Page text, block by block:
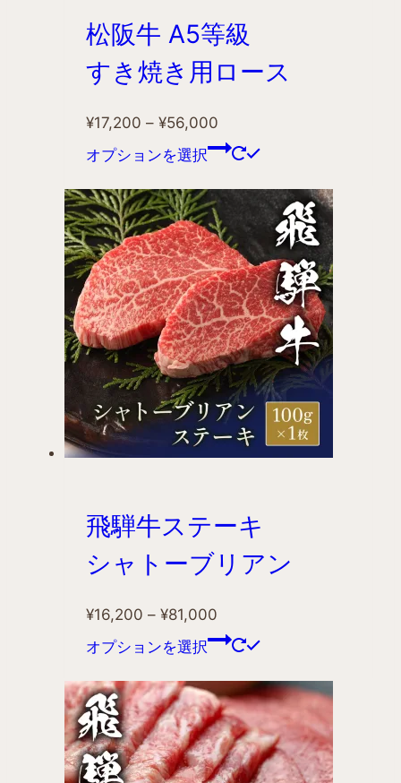
松阪牛 A5等級
すき焼き用ロース
¥17,200 – ¥56,000
オプションを選択
飛騨牛ステーキ
シャトーブリアン
¥16,200 – ¥81,000
オプションを選択